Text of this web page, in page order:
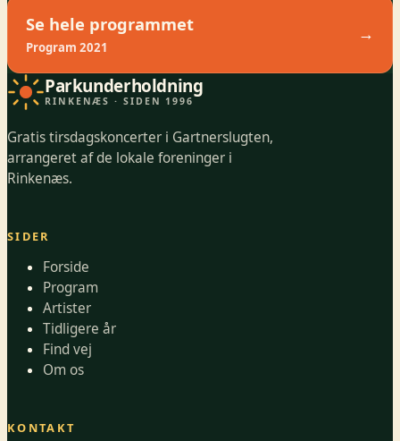
Se hele programmet
Program 2021
→
Parkunderholdning
RINKENÆS · SIDEN 1996
Gratis tirsdagskoncerter i Gartnerslugten,
arrangeret af de lokale foreninger i
Rinkenæs.
SIDER
Forside
Program
Artister
Tidligere år
Find vej
Om os
KONTAKT